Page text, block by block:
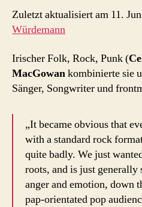
Zuletzt aktualisiert am 11.
Würdemann
Irischer Folk, Rock, Punk (
MacGowankombinierte sie
Sänger, Songwriter und
„It became obvious that
with a standard rock
quite badly. We just
roots, and is just generally
anger and emotion, down
pap-orientated pop